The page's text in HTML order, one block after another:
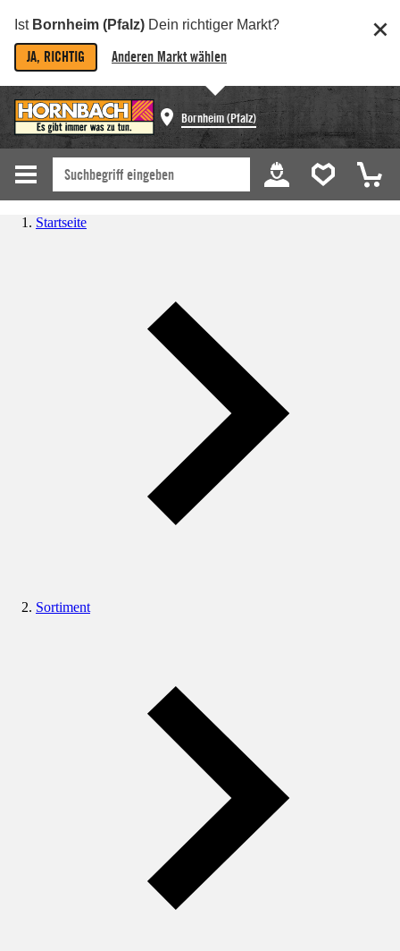
Ist Bornheim (Pfalz) Dein richtiger Markt?
JA, RICHTIG Anderen Markt wählen
Bornheim (Pfalz)
Startseite
Sortiment